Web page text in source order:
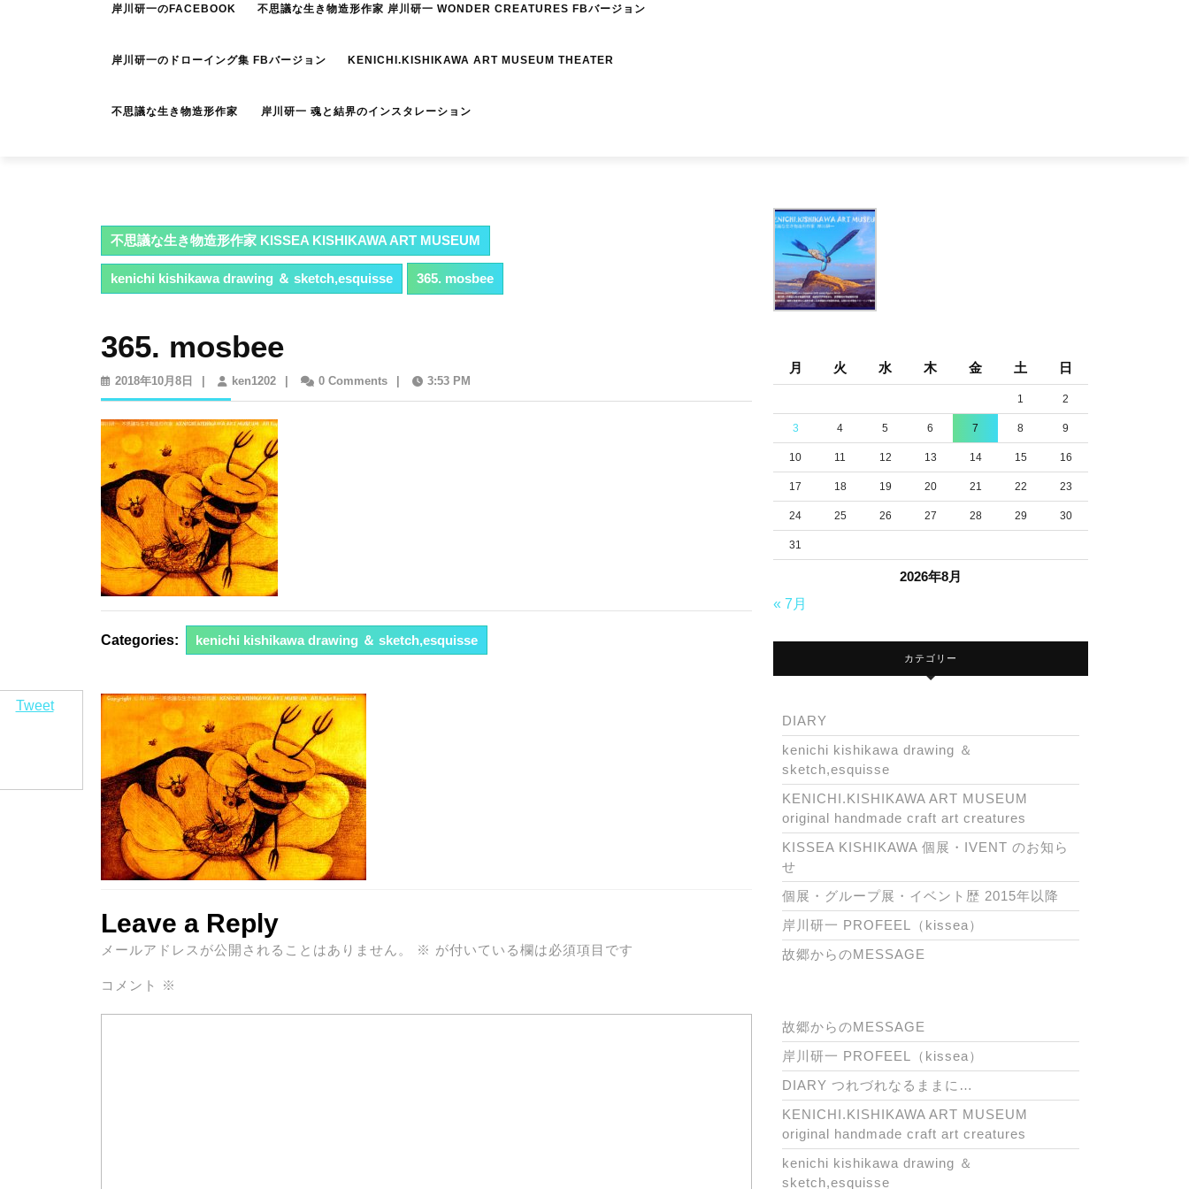
岸川研一のFACEBOOK 不思議な生き物造形作家 岸川研一 WONDER CREATURES FBバージョン
岸川研一のドローイング集 FBバージョン KENICHI.KISHIKAWA ART MUSEUM THEATER
不思議な生き物造形作家 岸川研一 魂と結界のインスタレーション
不思議な生き物造形作家 KISSEA KISHIKAWA ART MUSEUM
kenichi kishikawa drawing ＆ sketch,esquisse 365. mosbee
365. mosbee
2018年10月8日
2018
年
月
8
日
ken1202ken12020 Comments 3:53 PM
Categories: kenichi kishikawa drawing ＆ sketch,esquisse
Tweet
Leave a Reply
メールアドレスが公開されることはありません。 ※ が付いている欄は必須項目です
コメント ※
2026年8月
月 火 水 木 金 土 日
1 2
3 4 5 6 7 8 9
10 11 12 13 14 15 16
17 18 19 20 21 22 23
24 25 26 27 28 29 30
31
« 7月
カテゴリー
DIARY
kenichi kishikawa drawing ＆
sketch,esquisse
KENICHI.KISHIKAWA ART MUSEUM
original handmade craft art creatures
KISSEA KISHIKAWA 個展・IVENT のお知ら
せ
個展・グループ展・イベント歴 2015年以降
岸川研一 PROFEEL（kissea）
故郷からのMESSAGE
故郷からのMESSAGE
岸川研一 PROFEEL（kissea）
DIARY つれづれなるままに…
KENICHI.KISHIKAWA ART MUSEUM
original handmade craft art creatures
kenichi kishikawa drawing ＆
sketch,esquisse